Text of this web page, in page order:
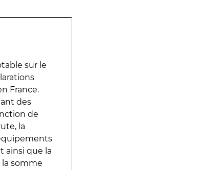
sur le
France.
des
de
la
ainsi que la
somme